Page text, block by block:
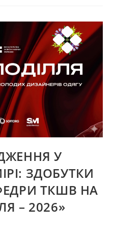
У
ЗДОБУТКИ
ТКШВ НА
– 2026»